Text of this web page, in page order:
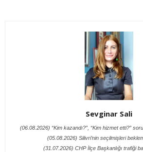
Sevginar Sali
(06.08.2026) “Kim kazandı?”, “Kim hizmet etti?”
(05.08.2026) Silivri’nin seçilmişleri
(31.07.2026) CHP İlçe Başkanlığı trafiği